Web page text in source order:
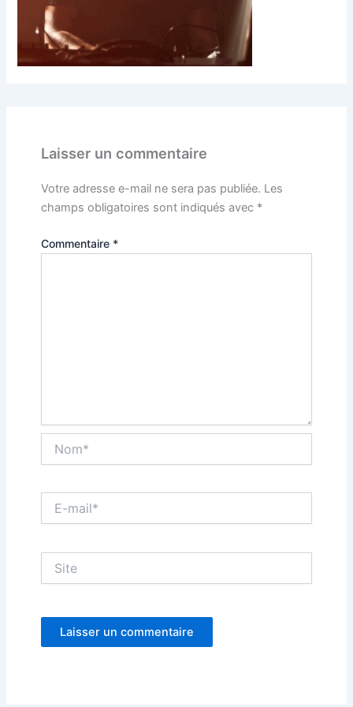
Laisser un commentaire
Votre adresse e-mail ne sera pas publiée. Les
champs obligatoires sont indiqués avec *
Commentaire *
mail*